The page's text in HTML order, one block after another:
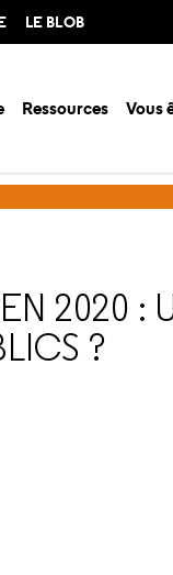
LE BLOB
Ressources Vous
2020 :
?